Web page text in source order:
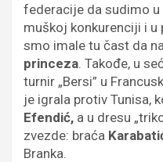
federacije da sudimo
muškoj konkurenciji i u
smo imale tu čast da
princeza. Takođe, u
turnir „Bersi” u
je igrala protiv Tunisa,
Efendić, a u dresu
zvezde: braća
Branka.